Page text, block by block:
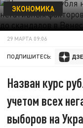
ЭКОНОМИКА
29 МАРТА 09:06
ПОДПИШИТЕСЬ:
Назван курс
учетом всех
выборов на